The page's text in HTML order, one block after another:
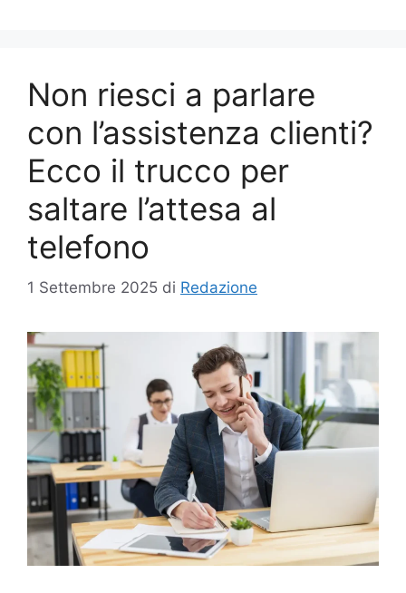
Non riesci a parlare
con l’assistenza clienti?
Ecco il trucco per
saltare l’attesa al
telefono
1 Settembre 2025 di Redazione